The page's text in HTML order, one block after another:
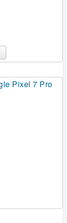
Pixel 7 Pro